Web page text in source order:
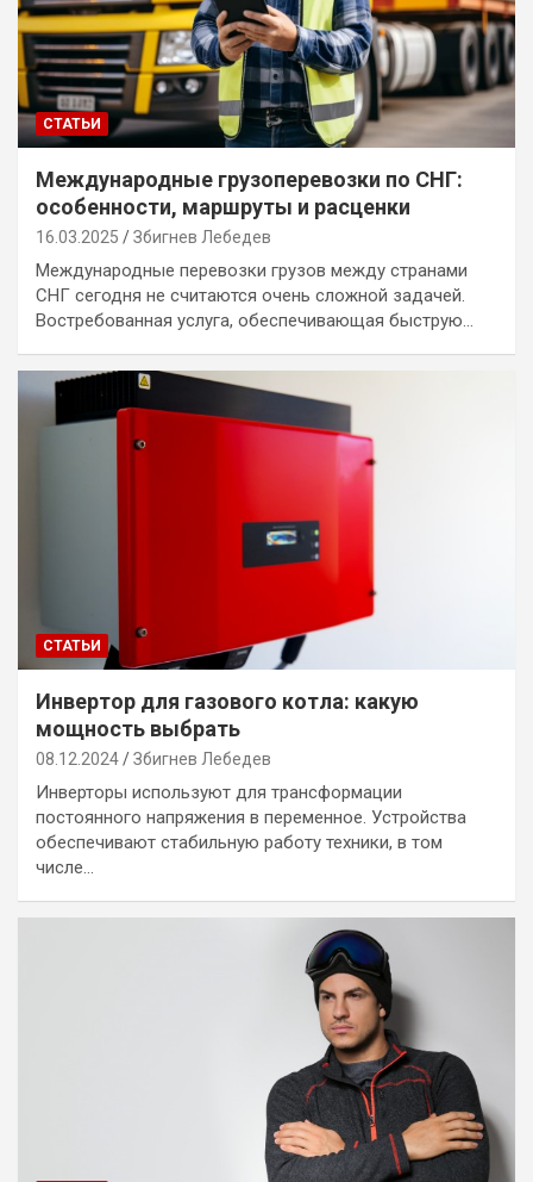
СТАТЬИ
Международные грузоперевозки по СНГ:
особенности, маршруты и расценки
16.03.2025 Збигнев Лебедев
Международные перевозки грузов между странами
СНГ сегодня не считаются очень сложной задачей.
Востребованная услуга, обеспечивающая быструю…
СТАТЬИ
Инвертор для газового котла: какую
мощность выбрать
08.12.2024 Збигнев Лебедев
Инверторы используют для трансформации
постоянного напряжения в переменное. Устройства
обеспечивают стабильную работу техники, в том
числе…